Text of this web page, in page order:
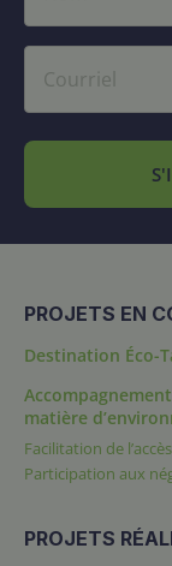
PROJETS EN
Destination Éco-
matière
Facilitation de
Participation aux
PROJETS